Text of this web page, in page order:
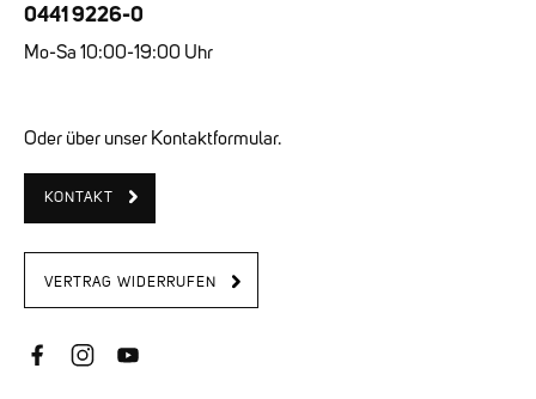
0441 9226-0
Mo-Sa 10:00-19:00 Uhr
Oder über unser Kontaktformular.
KONTAKT
VERTRAG WIDERRUFEN